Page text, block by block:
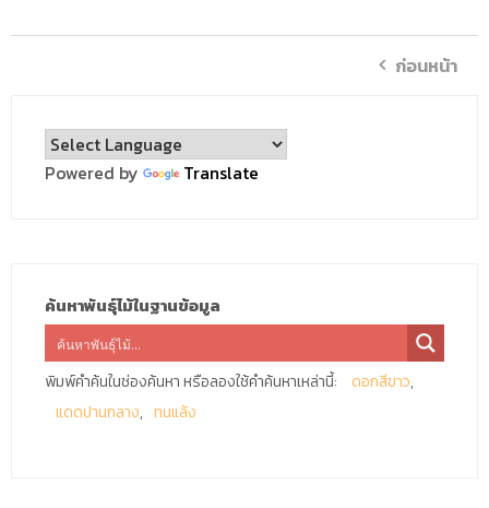
ก่อนหน้า
Powered by Translate
ค้นหาพันธุ์ไม้ในฐานข้อมูล
พิมพ์คำค้นในช่องค้นหา หรือลองใช้คำค้นหาเหล่านี้:
ดอกสีขาว
แดดปานกลาง
ทนแล้ง